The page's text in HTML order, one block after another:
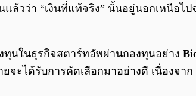
ล้วว่า “เงินที่แท้จริง” นั้นอยู่นอกเหนือ
ทุนในธุรกิจสตาร์ทอัพผ่านกองทุนอย่าง
ะได้รับการคัดเลือกมาอย่างดี เนื่องจ